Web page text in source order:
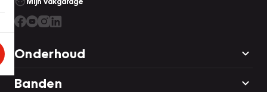
Onderhoud
Banden